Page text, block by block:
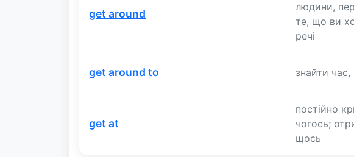
get around
людини,
те, що ви
речі
get around to знайти
get at
постійно
чогось;
щось